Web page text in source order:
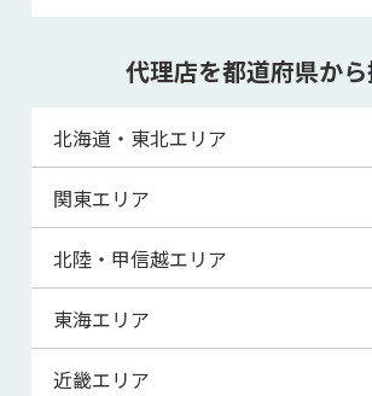
代理店を都道府県か
北海道・東北エリア
北海道
青森県
宮城県
関東エリア
東京都
神奈川県
埼玉県
北陸・甲信越エリア
新潟県
富山県
東海エリア
岐阜県
近畿エリア